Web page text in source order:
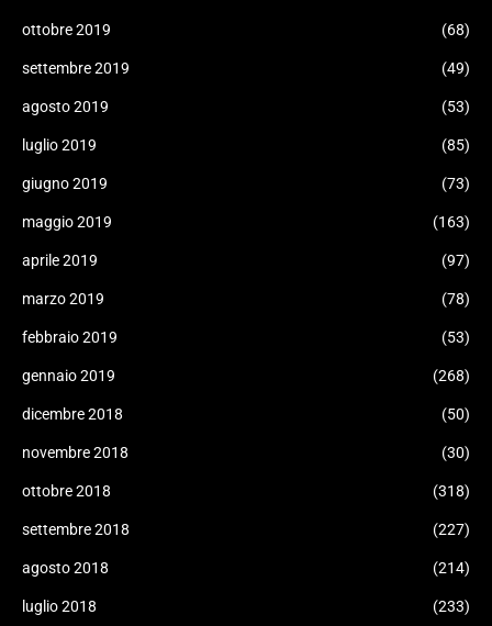
ottobre 2019 (68)
settembre 2019 (49)
agosto 2019 (53)
luglio 2019 (85)
giugno 2019 (73)
maggio 2019 (163)
aprile 2019 (97)
marzo 2019 (78)
febbraio 2019 (53)
gennaio 2019 (268)
dicembre 2018 (50)
novembre 2018 (30)
ottobre 2018 (318)
settembre 2018 (227)
agosto 2018 (214)
luglio 2018 (233)